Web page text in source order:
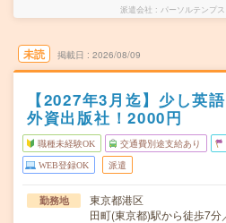
派遣会社 パーソルテンプ
未読 掲載日 2026/08/09
【2027年3月迄】少し英
外資出版社！2000円
職種未経験OK 交通費別途支給あり
WEB登録OK 派遣
勤務地
東京都港区
田町(東京都)駅から徒歩7